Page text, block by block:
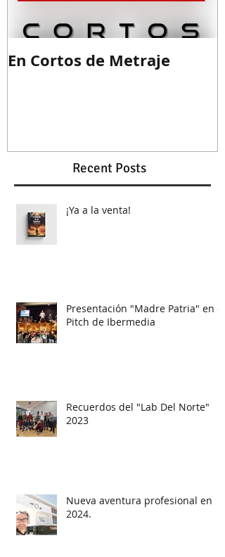
En Cortos de Metraje
Recent Posts
¡Ya a la venta!
Presentación "Madre Patria" en el
Pitch de Ibermedia
Recuerdos del "Lab Del Norte"
2023
Nueva aventura profesional en
2024.